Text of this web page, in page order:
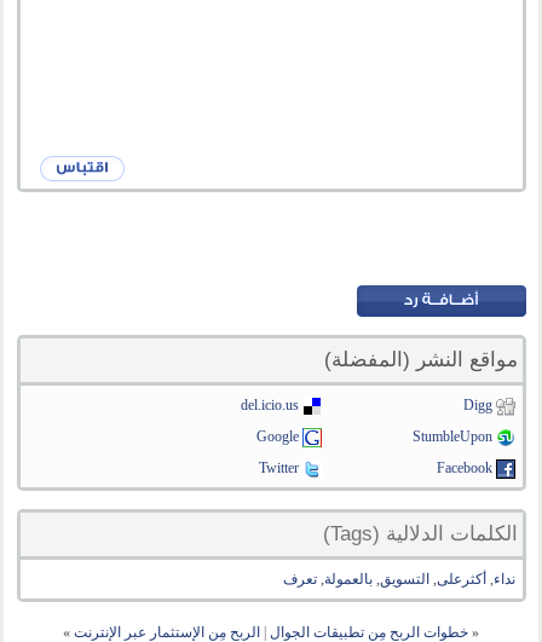
مواقع النشر (المفضلة)
Digg
del.icio.us
StumbleUpon
Google
Facebook
Twitter
الكلمات الدلالية (Tags)
نداء, أكثرعلى, التسويق,بالعمولة,تعرف
« خطوات الربح مِن تطبيقات الجوال الربح مِن الإستثمار عبر الإنترنت »